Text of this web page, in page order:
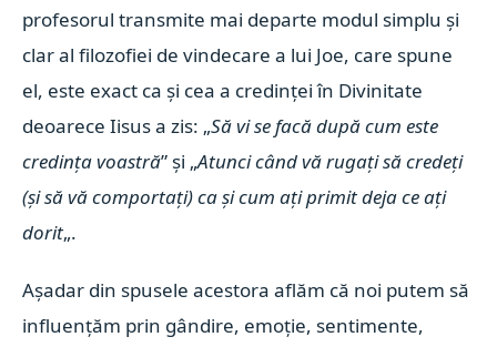
profesorul transmite mai departe modul simplu și
clar al filozofiei de vindecare a lui Joe, care spune
el, este exact ca și cea a credinței în Divinitate
deoarece Iisus a zis: „Să vi se facă după cum este
credința voastră” și „Atunci când vă rugați să credeți
(și să vă comportați) ca și cum ați primit deja ce ați
dorit„.
Așadar din spusele acestora aflăm că noi putem să
influențăm prin gândire, emoție, sentimente,